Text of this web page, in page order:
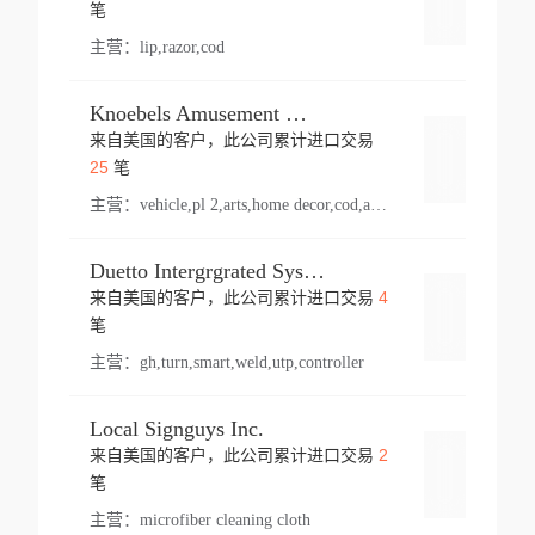
笔
主营： lip,razor,cod
Knoebels Amusement Resort
来自美国的客户，此公司累计进口交易
25笔
主营： vehicle,pl 2,arts,home decor,cod,amusement ride,sea
Duetto Intergrgrated Systems Inc.
来自美国的客户，此公司累计进口交易 4
笔
主营： gh,turn,smart,weld,utp,controller
Local Signguys Inc.
来自美国的客户，此公司累计进口交易 2
笔
主营： microfiber cleaning cloth